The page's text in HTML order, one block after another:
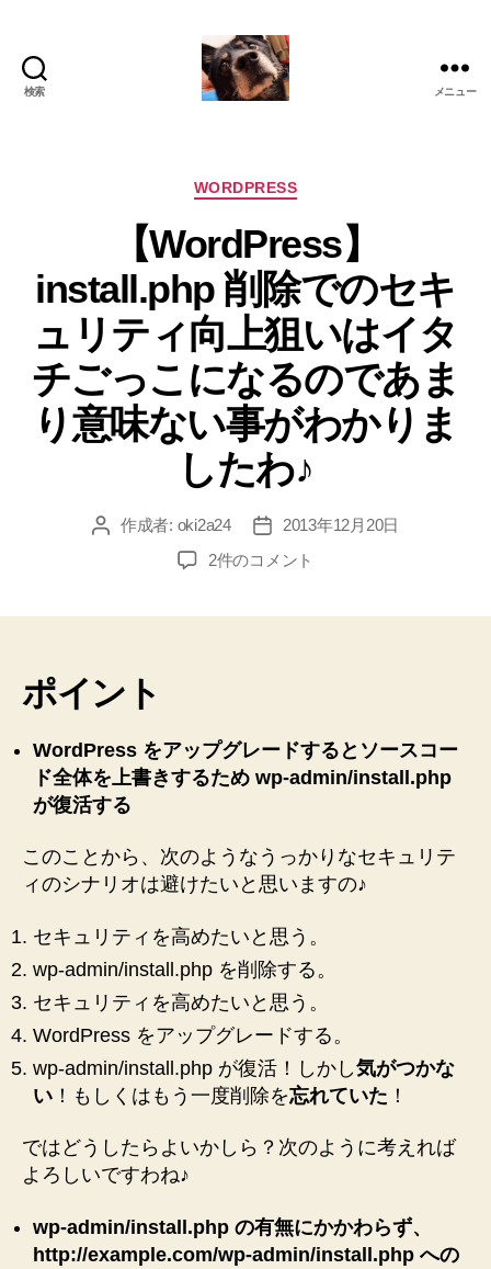
検索 メニュー
カ
ゴ
リ
ー
WORDPRESS
【WordPress】
install.php 削除でのセキ
ュリティ向上狙いはイタ
チごっこになるのであま
り意味ない事がわかりま
したわ♪
投 作成者: oki2a24
投
稿
2013年12月20日
【WordPress】
ュ
リ
向
上
狙
は
イ
タ
チ
ご
っ
こ
な
る
あ
ま
2件のコメント
ポイント
WordPress をアップグレードするとソースコー
ド全体を上書きするため wp-admin/install.php
が復活する
このことから、次のようなうっかりなセキュリテ
ィのシナリオは避けたいと思いますの♪
セキュリティを高めたいと思う。
wp-admin/install.php を削除する。
セキュリティを高めたいと思う。
WordPress をアップグレードする。
wp-admin/install.php が復活！しかし気がつかな
い ！もしくはもう一度削除を忘れていた ！
ではどうしたらよいかしら？次のように考えれば
よろしいですわね♪
wp-admin/install.php の有無にかかわらず、
http://example.com/wp-admin/install.php への